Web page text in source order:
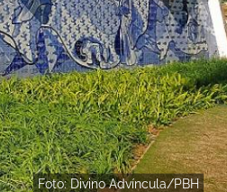
Foto: Divino Advíncula/PBH